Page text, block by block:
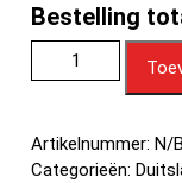
Bestelling
Artikelnummer:N/B
Categorieën: